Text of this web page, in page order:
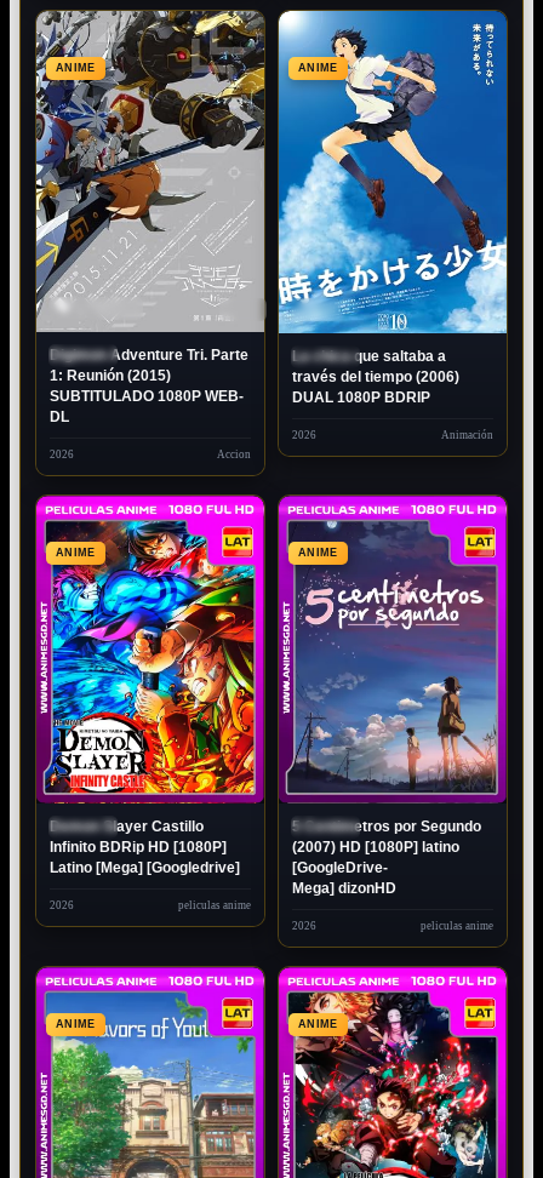
ANIME
Digimon Adventure Tri. Parte
1: Reunión (2015)
SUBTITULADO 1080P WEB-
DL
2026 Accion
ESTRENO
ANIME
La chica que saltaba a
través del tiempo (2006)
DUAL 1080P BDRIP
2026 Animación
ESTRENO
ANIME
Demon Slayer Castillo
Infinito BDRip HD [1080P]
Latino [Mega] [Googledrive]
2026 peliculas anime
ESTRENO
ANIME
5 Centimetros por Segundo
(2007) ​HD [1080P] latino
[GoogleDrive-
Mega] dizonHD
2026 peliculas anime
ANIME ANIME